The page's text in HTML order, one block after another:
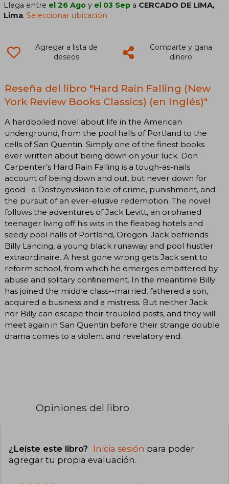
Llega entre el 26 Ago y el 03 Sep a CERCADO DE LIMA,
Lima.Seleccionar ubicación
Agregar a lista de
deseos
Comparte y gana
dinero
Reseña del libro "Hard Rain Falling (New
York Review Books Classics) (en Inglés)"
A hardboiled novel about life in the American
underground, from the pool halls of Portland to the
cells of San Quentin. Simply one of the finest books
ever written about being down on your luck. Don
Carpenter's Hard Rain Falling is a tough-as-nails
account of being down and out, but never down for
good--a Dostoyevskian tale of crime, punishment, and
the pursuit of an ever-elusive redemption. The novel
follows the adventures of Jack Levitt, an orphaned
teenager living off his wits in the fleabag hotels and
seedy pool halls of Portland, Oregon. Jack befriends
Billy Lancing, a young black runaway and pool hustler
extraordinaire. A heist gone wrong gets Jack sent to
reform school, from which he emerges embittered by
abuse and solitary conﬁnement. In the meantime Billy
has joined the middle class--married, fathered a son,
acquired a business and a mistress. But neither Jack
nor Billy can escape their troubled pasts, and they will
meet again in San Quentin before their strange double
drama comes to a violent and revelatory end.
Opiniones del libro
¿Leíste este libro? Inicia sesión para poder
agregar tu propia evaluación.